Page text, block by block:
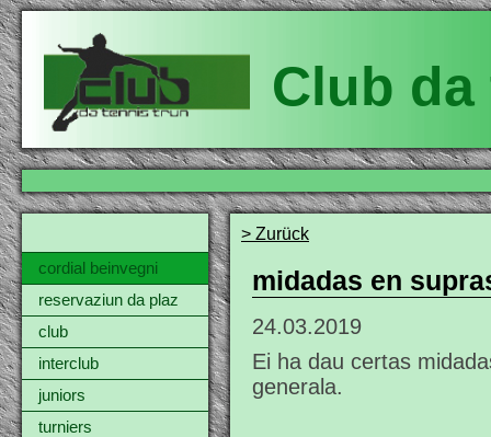
Club
cordial beinvegni
reservaziun da plaz
club
interclub
juniors
turniers
> Zurück
midadas en
24.03.2019
Ei ha dau certas
generala.